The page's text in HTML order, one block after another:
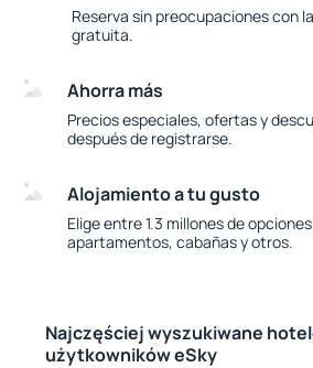
Reserva sin preocupaciones con
gratuita.
Ahorra más
Precios especiales, ofertas y
después de registrarse.
Alojamiento a tu gusto
Elige entre 1.3 millones de
apartamentos, cabañas y otros.
Najczęściej wyszukiwane
użytkowników eSky